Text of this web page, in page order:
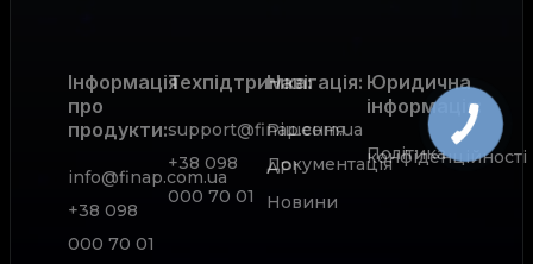
Інформація
про
продукти:
info@finap.com.ua
+38 098
000 70 01
Техпідтримка:
support@finap.com.ua
+38 098
000 70 01
Рішення
Документація
АРІ
Новини
Навігація: Юридична
інформація:
Політика
конфіденційності